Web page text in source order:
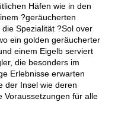
Häfen wie in den
?geräucherten
Spezialität ?Sol over
ein golden geräucherter
einem Eigelb serviert
die besonders im
Erlebnisse erwarten
der Insel wie deren
Voraussetzungen für alle